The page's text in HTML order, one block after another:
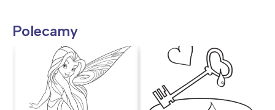
Polecamy